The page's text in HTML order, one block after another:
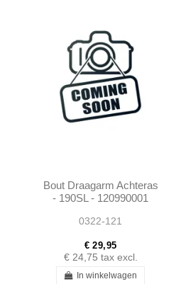
Bout Draagarm Achteras
- 190SL - 120990001
0322-121
€ 29,95
€ 24,75 tax excl.
In winkelwagen